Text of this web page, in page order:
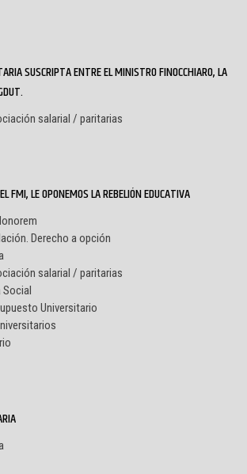
SUSCRIPTA ENTRE EL MINISTRO FINOCCHIARO, LA
salarial / paritarias
FMI, LE OPONEMOS LA REBELIÓN EDUCATIVA
Derecho a opción
salarial / paritarias
Social
Universitario